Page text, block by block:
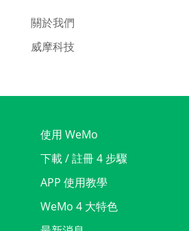
關於我們
威摩科技
使用 WeMo
下載 / 註冊 4 步驟
APP 使用教學
WeMo 4 大特色